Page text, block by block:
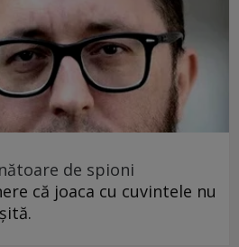
de spioni
că joaca cu cuvintele nu